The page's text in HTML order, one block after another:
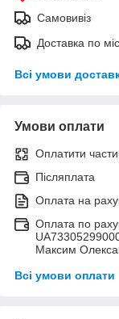
Самовивіз
Доставка по
Всі умови
Умови оплати
Оплатити
Післяплата
Оплата на
Оплата по
Максим
Всі умови оплати